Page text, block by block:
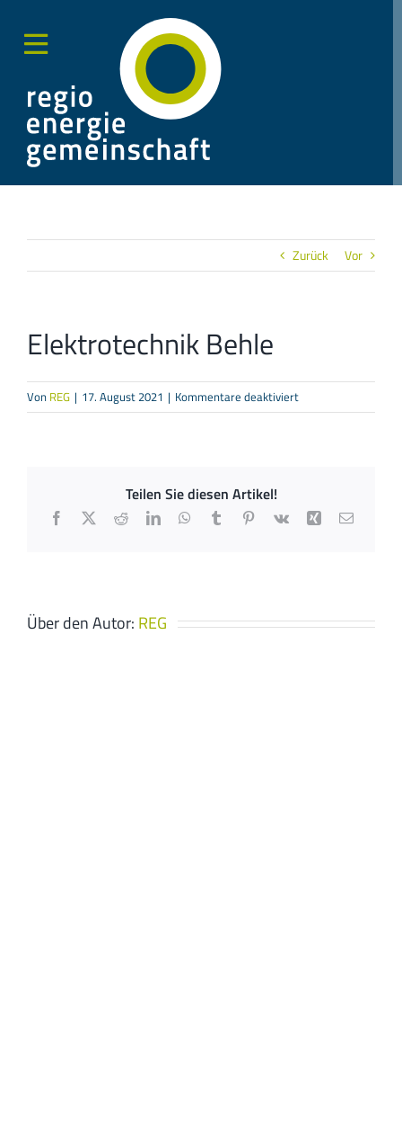
Inhalt
springen
Zurück Vor
Elektrotechnik Behle
Von REG | 17. August 2021 | Kommentare deaktiviertfür
Elektrotechnik
Teilen Sie diesen Artikel!
Facebook
X RedditLinkedInWhatsApp
TumblrPinterest
Vk Xing E-
Über den Autor: REG
Sliding